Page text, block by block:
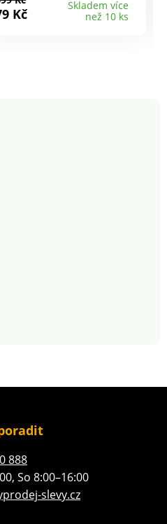
výstřih.
rukávy. Rovný
Kč
Skladem více
než 10 ks
888
So 8:00–16:00
slevy.cz